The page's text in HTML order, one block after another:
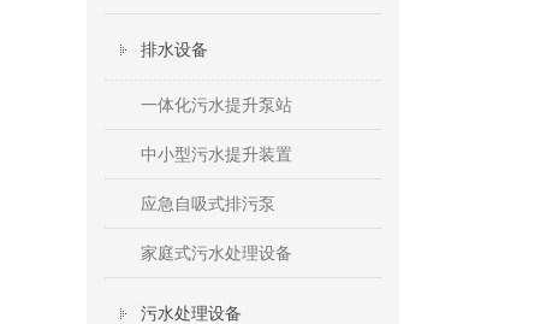
排水设备
一体化污水提升泵站
中小型污水提升装置
应急自吸式排污泵
家庭式污水处理设备
污水处理设备